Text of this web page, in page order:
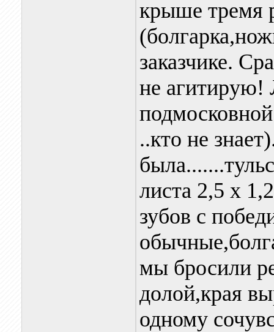
крыше тремя
заказчике.
не агитирую!
..кто не
листа 2,5 х
зубов с
мы бросили
долой,края
одному